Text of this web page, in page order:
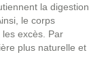
la digestion
le corps
excès. Par
plus naturelle et